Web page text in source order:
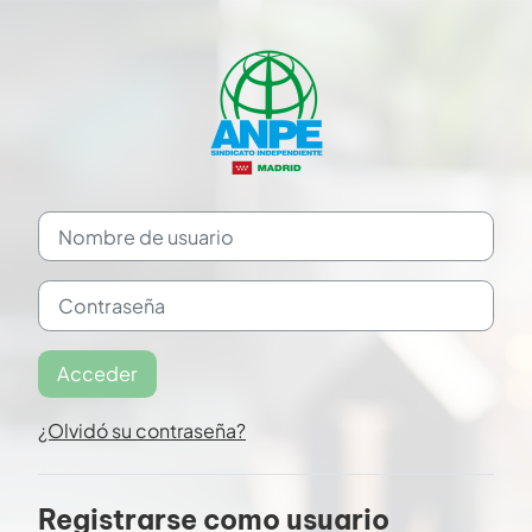
Saltar a creación de una nueva cuenta
Nombre de usuario
Contraseña
Acceder
¿Olvidó su contraseña?
Registrarse como usuario